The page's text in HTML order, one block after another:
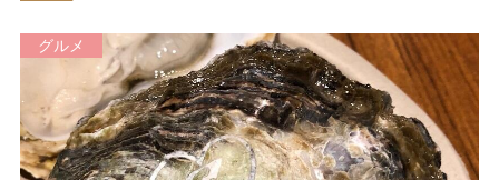
グルメ